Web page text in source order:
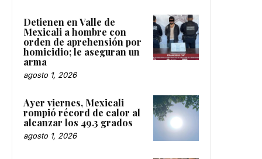
Detienen en Valle de
Mexicali a hombre con
orden de aprehensión por
homicidio; le aseguran un
arma
agosto 1, 2026
Ayer viernes, Mexicali
rompió récord de calor al
alcanzar los 49.3 grados
agosto 1, 2026